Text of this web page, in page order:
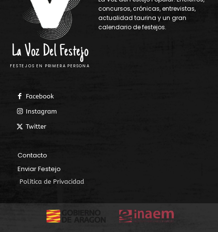
La Voz Del Festejo
FESTEJOS EN PRIMERA PERSONA
concursos, crónicas, entrevistas,
actualidad taurina y un gran
calendario de festejos.
Facebook
Instagram
Twitter
Contacto
Enviar Festejo
Política de Privacidad